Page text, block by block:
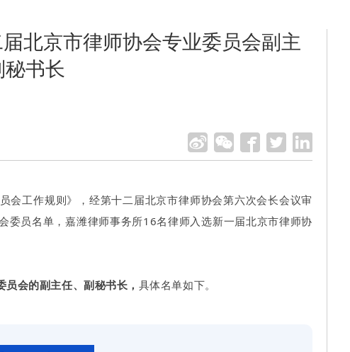
北京市律师协会专业委员会副主
书长
会工作规则》，经第十二届北京市律师协会第六次会长会议审
委员名单，嘉潍律师事务所16名律师入选新一届北京市律师协
会的副主任、副秘书长， 具体名单如下。